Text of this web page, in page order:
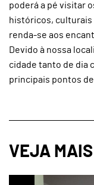
poderá a pé visitar
históricos, culturais
renda-se aos
Devido à nossa
cidade tanto de dia
principais pontos